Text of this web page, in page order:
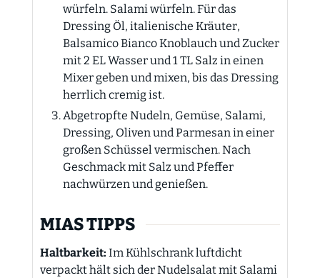
würfeln. Salami würfeln. Für das
Dressing Öl, italienische Kräuter,
Balsamico Bianco Knoblauch und Zucker
mit 2 EL Wasser und 1 TL Salz in einen
Mixer geben und mixen, bis das Dressing
herrlich cremig ist.
Abgetropfte Nudeln, Gemüse, Salami,
Dressing, Oliven und Parmesan in einer
großen Schüssel vermischen. Nach
Geschmack mit Salz und Pfeffer
nachwürzen und genießen.
MIAS TIPPS
Haltbarkeit: Im Kühlschrank luftdicht
verpackt hält sich der Nudelsalat mit Salami